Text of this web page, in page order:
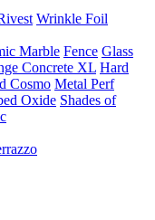
Wrinkle Foil
Marble Fence Glass
Concrete XL Hard
Cosmo Metal Perf
Oxide Shades of